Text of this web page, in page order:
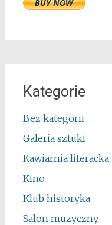
Kategorie
Bez kategorii
Galeria sztuki
Kawiarnia literacka
Kino
Klub historyka
Salon muzyczny